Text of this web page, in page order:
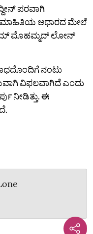
ಪರವಾಗಿ
ಮಾಹಿತಿಯ ಆಧಾರದ ಮೇಲೆ
ಮೊಹಮ್ಮದ್ ಲೋನ್
ನಂಟು
ವಿಫಲವಾಗಿದೆ ಎಂದು
ನೀಡಿತ್ತು. ಈ